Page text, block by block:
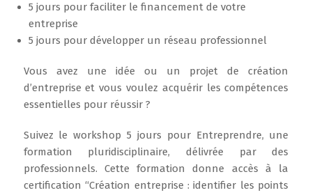
5 jours pour faciliter le financement de votre
entreprise
5 jours pour développer un réseau professionnel
Vous avez une idée ou un projet de création
d’entreprise et vous voulez acquérir les compétences
essentielles pour réussir ?
Suivez le workshop 5 jours pour Entreprendre, une
formation pluridisciplinaire, délivrée par des
professionnels. Cette formation donne accès à la
certification “Création entreprise : identifier les points